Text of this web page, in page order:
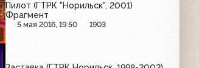
Пилот (ГТРК "Норильск", 2001)
Фрагмент
5 мая 2016, 19:50 1903